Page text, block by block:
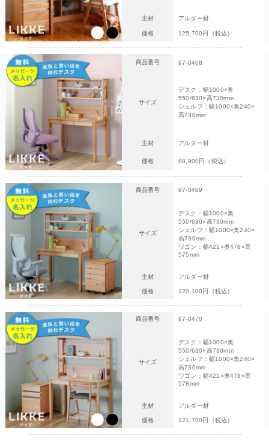
主材 アルダー材
価格 125,700円（税込）
商品番号 97-0468
サイズ
デスク：幅1000×奥
550/630×高730mm
シェルフ：幅1000×奥240×
高730mm
主材 アルダー材
価格 88,900円（税込）
商品番号 97-0469
サイズ
デスク：幅1000×奥
550/630×高730mm
シェルフ：幅1000×奥240×
高730mm
ワゴン：幅421×奥478×高
575mm
主材 アルダー材
価格 120,100円（税込）
商品番号 97-0470
サイズ
デスク：幅1000×奥
550/630×高730mm
シェルフ：幅1000×奥240×
高730mm
ワゴン：幅421×奥478×高
578mm
主材 アルダー材
価格 121,700円（税込）